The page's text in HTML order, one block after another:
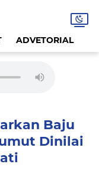
ADVETORIAL
Baju
Dinilai